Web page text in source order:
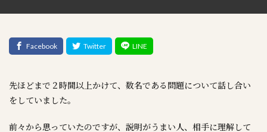
先ほどまで２時間以上かけて、数名である問題について話し合い
をしていました。
前々から思っていたのですが、説明がうまい人、相手に理解して